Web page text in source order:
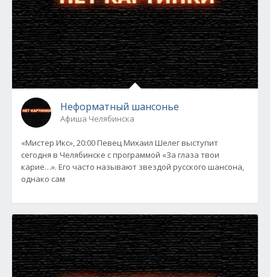
Неформатный шансонье
Афиша Челябинска
«Мистер Икс», 20:00 Певец Михаил Шелег выступит
сегодня в Челябинске с программой «За глаза твои
карие…». Его часто называют звездой русского шансона,
однако сам